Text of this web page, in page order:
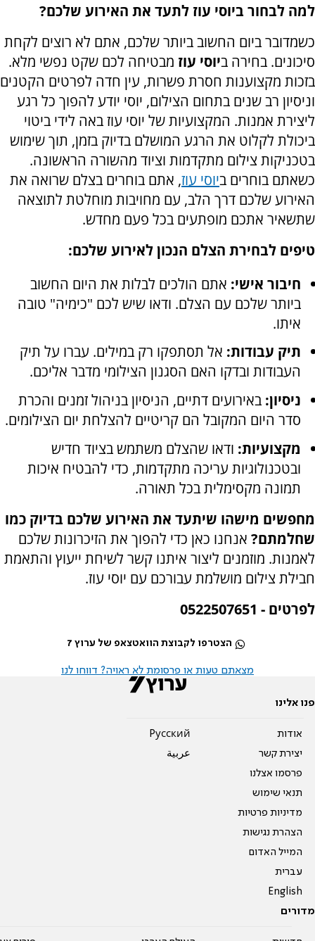
למה לבחור ביוסי עוז לתעד את האירוע שלכם?
כשמדובר ביום החשוב ביותר שלכם, אתם לא רוצים לקחת
סיכונים. בחירה ביוסי עוז מבטיחה לכם שקט נפשי מלא.
בזכות מקצוענות חסרת פשרות, עין חדה לפרטים הקטנים
וניסיון רב שנים בתחום הצילום, יוסי יודע להפוך כל רגע
ליצירת אמנות. המקצועיות של יוסי עוז באה לידי ביטוי
ביכולת לקלוט את הרגע המושלם בדיוק בזמן, תוך שימוש
בטכניקות צילום מתקדמות וציוד מהשורה הראשונה.
כשאתם בוחרים ביוסי עוז, אתם בוחרים בצלם שרואה את
האירוע שלכם דרך הלב, עם מחויבות מוחלטת לתוצאה
שתשאיר אתכם מופתעים בכל פעם מחדש.
טיפים לבחירת הצלם הנכון לאירוע שלכם:
חיבור אישי: אתם הולכים לבלות את היום החשוב
ביותר שלכם עם הצלם. ודאו שיש לכם "כימיה" טובה
איתו.
תיק עבודות: אל תסתפקו רק במילים. עברו על תיק
העבודות ובדקו האם הסגנון הצילומי מדבר אליכם.
ניסיון: באירועים דתיים, הניסיון בניהול זמנים והכרת
סדר היום המקובל הם קריטיים להצלחת יום הצילומים.
מקצועיות: ודאו שהצלם משתמש בציוד חדיש
ובטכנולוגיות עריכה מתקדמות, כדי להבטיח איכות
תמונה מקסימלית בכל תאורה.
מחפשים מישהו שיתעד את האירוע שלכם בדיוק כמו
שחלמתם? אנחנו כאן כדי להפוך את הזיכרונות שלכם
לאמנות. מוזמנים ליצור איתנו קשר לשיחת ייעוץ והתאמת
חבילת צילום מושלמת עבורכם עם יוסי עוז.
לפרטים - 0522507651
הצטרפו לקבוצת הוואטצאפ של ערוץ 7
מצאתם טעות או פרסומת לא ראויה? דווחו לנו
פנו אלינו
אודות
יצירת קשר
פרסמו אצלנו
תנאי שימוש
מדיניות פרטיות
הצהרת נגישות
המייל האדום
עברית
English
Pусский
عربية
מדורים